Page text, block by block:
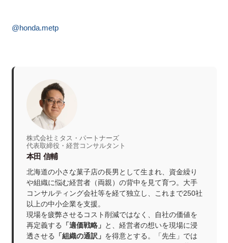
@honda.metp
株式会社ミタス・パートナーズ
代表取締役・経営コンサルタント
本田 信輔
北海道の小さな菓子店の長男として生まれ、資金繰り
や組織に悩む経営者（両親）の背中を見て育つ。大手
コンサルティング会社等を経て独立し、これまで250社
以上の中小企業を支援。
現場を疲弊させるコスト削減ではなく、自社の価値を
再定義する 「適価戦略」 と、経営者の想いを現場に浸
透させる 「組織の通訳」 を得意とする。「先生」では